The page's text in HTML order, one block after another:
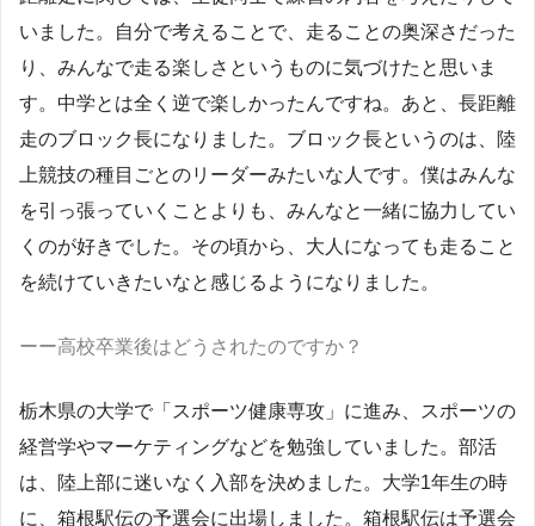
いました。自分で考えることで、走ることの奥深さだった
り、みんなで走る楽しさというものに気づけたと思いま
す。中学とは全く逆で楽しかったんですね。あと、長距離
走のブロック長になりました。ブロック長というのは、陸
上競技の種目ごとのリーダーみたいな人です。僕はみんな
を引っ張っていくことよりも、みんなと一緒に協力してい
くのが好きでした。その頃から、大人になっても走ること
を続けていきたいなと感じるようになりました。
ーー高校卒業後はどうされたのですか？
栃木県の大学で「スポーツ健康専攻」に進み、スポーツの
経営学やマーケティングなどを勉強していました。部活
は、陸上部に迷いなく入部を決めました。大学1年生の時
に、箱根駅伝の予選会に出場しました。箱根駅伝は予選会